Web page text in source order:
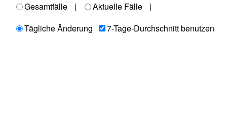
Gesamtfälle
| Aktuelle Fälle
|
Tägliche Änderung
7-Tage-Durchschnitt benutzen